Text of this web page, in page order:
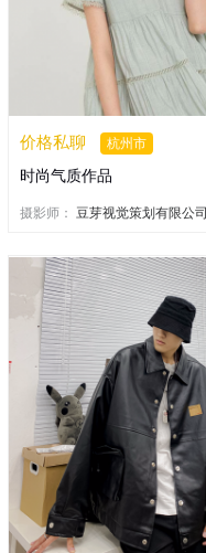
价格私聊 杭州市
时尚气质作品
摄影师： 豆芽视觉策划有限公司